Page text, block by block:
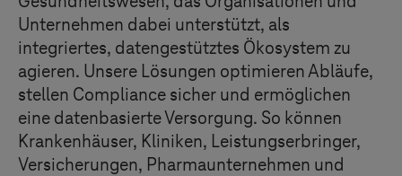
Unternehmen dabei unterstützt, als
integriertes, datengestütztes Ökosystem zu
agieren. Unsere Lösungen optimieren Abläufe,
stellen Compliance sicher und ermöglichen
eine datenbasierte Versorgung. So können
Krankenhäuser, Kliniken, Leistungserbringer,
Versicherungen, Pharmaunternehmen und